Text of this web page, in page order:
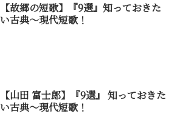
【故郷の短歌】『9選』知っておきた
い古典～現代短歌！
【山田 富士郎】『9選』 知っておきた
い古典～現代短歌！